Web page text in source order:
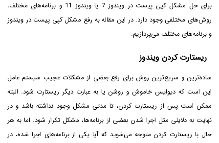
برای حل مشکل کپی پیست در ویندوز 7 یا ویندوز 11 و برنامه‌های مختلف،
روش‌های مختلفی وجود دارد. در این مقاله به رفع مشکل کپی پیست در ویندوز
و برنامه‌های مختلف می‌پردازیم.
ریستارت کردن ویندوز
ساده‌ترین و سریع‌ترین روش برای رفع بعضی از مشکلات عجیب سیستم عامل
این است که دیوایس خاموش و روشن یا به عبارت دیگر ریستارت شود. البته
ممکن است پس از ریستارت کردن، تا مدتی مشکل وجود نداشته باشد و در
نهایت به دلایلی مثل اجرا شدن بعضی از برنامه‌ها، مشکل تکرار شود. اما به هر
حال با ریستارت کردن متوجه می‌شوید که آیا یکی از برنامه‌های اجرا شده، در